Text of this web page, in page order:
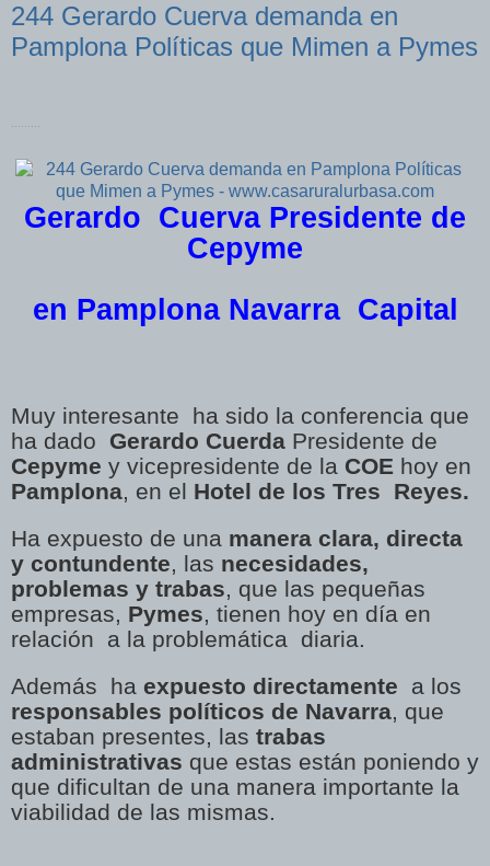
244 Gerardo Cuerva demanda en
Pamplona Políticas que Mimen a Pymes
Gerardo Cuerva Presidente de
Cepyme
en Pamplona Navarra Capital
Muy interesante ha sido la conferencia que
ha dado Gerardo Cuerda Presidente de
Cepyme y vicepresidente de la COE hoy en
Pamplona, en el Hotel de los Tres Reyes.
Ha expuesto de una manera clara, directa
y contundente, las necesidades,
problemas y trabas, que las pequeñas
empresas, Pymes, tienen hoy en día en
relación a la problemática diaria.
Además ha expuesto directamente a los
responsables políticos de Navarra, que
estaban presentes, las trabas
administrativas que estas están poniendo y
que dificultan de una manera importante la
viabilidad de las mismas.